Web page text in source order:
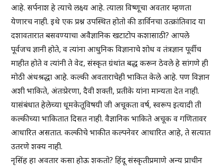
आहे. सर्पनाश हे त्याचे लक्ष्य आहे. त्याला विष्णूचा अवतार म्हणता
येणारच नाही. इथे एक प्रश्न उपस्थित होतो की डार्विनचा उत्क्रांतिवाद या
दशावतारात बसवण्याचा अवैज्ञानिक खटाटोप कशासाठी? आपले
पूर्वजच ज्ञानी होते, व त्यांना आधुनिक विज्ञानाचे शोध व तंत्रज्ञान पूर्वीच
माहीत होते व त्यांनी ते वेद, संस्कृत ग्रंथांत बद्ध करून ठेवले हे सांगणे ही
मोठी अंधश्रद्धा आहे. कल्की अवताराचेही भाकित केले आहे. पण विज्ञान
अशी भाकिते, अंतःप्रेरणा, दैवी शक्ती, प्रतीके यांना मान्यता देत नाही.
यासंबंधात हेलेच्या धूमकेतूविषयी जी अचूकता वर्ष, स्वरूप इत्यादी ती
कल्कीच्या भाकितात दिसत नाही. वैज्ञानिक भाकिते अचूक व गणितावर
आधारित असतात. कल्कीचे भाकीत कल्पनेवर आधारित आहे, ते सत्यात
उतरणे शक्य नाही.
नृसिंह हा अवतार कसा होऊ शकतो? हिंदू संस्कृतीप्रमाणे अन्य प्राचीन